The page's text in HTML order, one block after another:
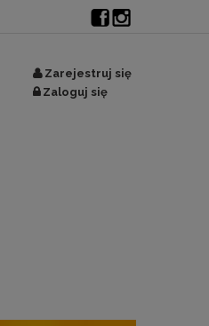
Zarejestruj się
Zaloguj się